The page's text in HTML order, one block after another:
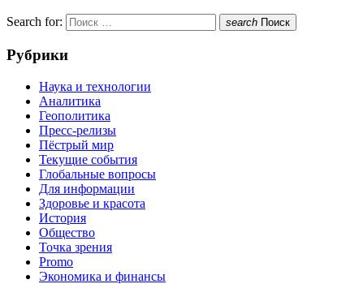
Search for: search Поиск
Рубрики
Наука и технологии
Аналитика
Геополитика
Пресс-релизы
Пёстрый мир
Текущие события
Глобальные вопросы
Для информации
Здоровье и красота
История
Общество
Точка зрения
Promo
Экономика и финансы